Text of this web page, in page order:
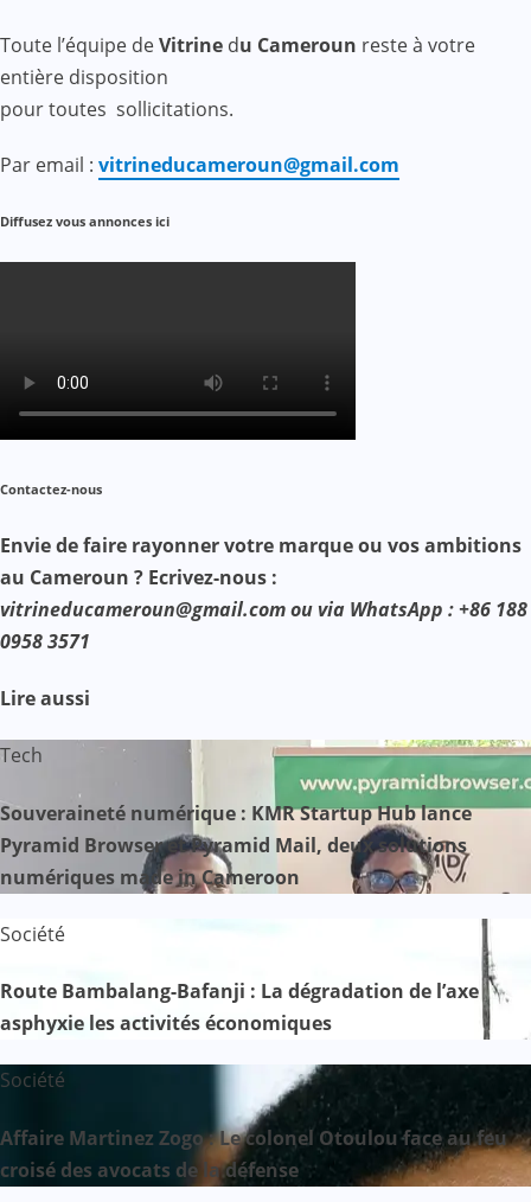
Toute l’équipe deVitrine du Cameroun reste à votre
entière disposition
pour toutes sollicitations.
Par email : vitrineducameroun@gmail.com
Diffusez vous annonces ici
Contactez-nous
Envie de faire rayonner votre marque ou vos ambitions
au Cameroun ? Ecrivez-nous :
vitrineducameroun@gmail.com ou via WhatsApp : +86 188
0958 3571
Lire aussi
Tech
Souveraineté numérique : KMR Startup Hub lance
Pyramid Browser et Pyramid Mail, deux solutions
numériques made in Cameroon
Société
Route Bambalang-Bafanji : La dégradation de l’axe
asphyxie les activités économiques
Société
Affaire Martinez Zogo : Le colonel Otoulou face au feu
croisé des avocats de la défense